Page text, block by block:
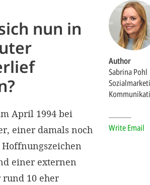
Author
Sabrina Pohl
Write Email
nun in
April 1994 bei
einer damals noch
einer externen
10 eher